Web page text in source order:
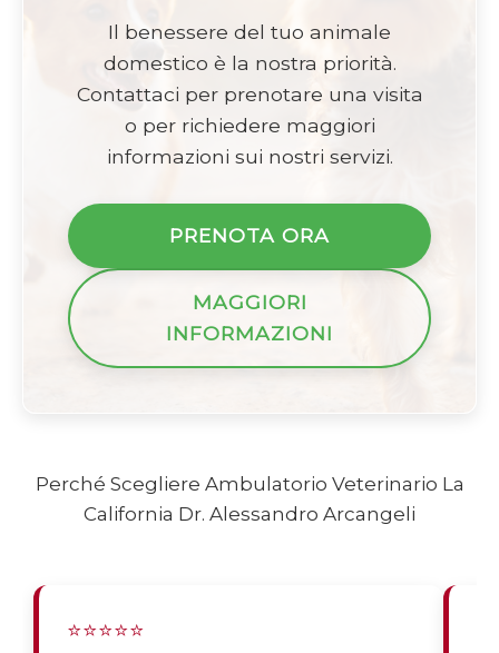
Il benessere del tuo animale
domestico è la nostra priorità.
Contattaci per prenotare una visita
o per richiedere maggiori
informazioni sui nostri servizi.
PRENOTA ORA
MAGGIORI
INFORMAZIONI
Perché Scegliere Ambulatorio Veterinario La
California Dr. Alessandro Arcangeli
⭐⭐⭐⭐⭐